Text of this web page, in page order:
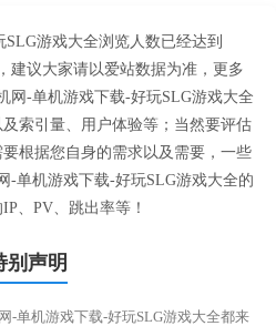
游戏大全浏览人数已经达到
建议大家请以爱站数据为准，更多
网-单机游戏下载-好玩SLG游戏大全
索引量、用户体验等；当然要评估
根据您自身的需求以及需要，一些
-单机游戏下载-好玩SLG游戏大全的
、PV、跳出率等！
别声明
-单机游戏下载-好玩SLG游戏大全都来